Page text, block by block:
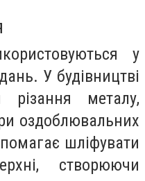
у
У будівництві
металу,
оздоблювальних
шліфувати
створюючи